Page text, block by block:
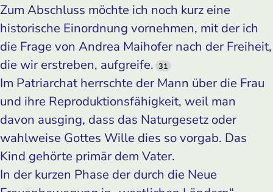
Zum Abschluss möchte ich noch kurz eine
historische Einordnung vornehmen, mit der ich
die Frage von Andrea Maihofer nach der Freiheit,
die wir erstreben, aufgreife. 31
Im Patriarchat herrschte der Mann über die Frau
und ihre Reproduktionsfähigkeit, weil man
davon ausging, dass das Naturgesetz oder
wahlweise Gottes Wille dies so vorgab. Das
Kind gehörte primär dem Vater.
In der kurzen Phase der durch die Neue